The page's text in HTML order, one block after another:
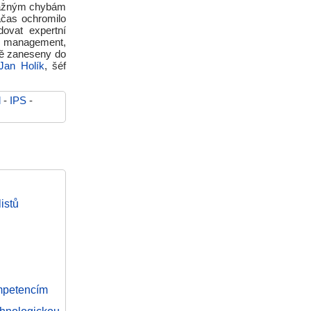
chybám
ochromilo
expertní
zaneseny do
Holík, šéf
- IPS -